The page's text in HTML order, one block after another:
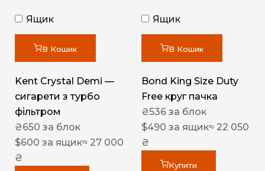
Ящик
В Кошик
Kent Crystal Demi —
сигарети з турбо
фільтром
₴650 за блок
$600 за ящик≈ 27 000
₴
Ящик
В Кошик
Bond King Size Duty
Free круг пачка
₴536 за блок
$490 за ящик≈ 22 050
₴
Купити